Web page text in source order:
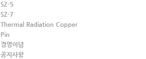
SZ-5
SZ-7
Thermal Radiation Copper
Pin
경영이념
공지사항